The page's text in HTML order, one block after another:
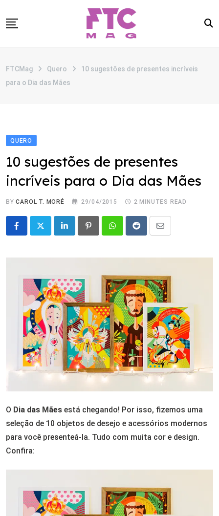
to
CATEGORIAS
FTCMag Quero
10 sugestões de presentes incríveis
para o Dia das Mães
QUERO
10 sugestões de presentes
incríveis para o Dia das Mães
BYCAROL T. MORÉ 29/04/2015 2 MINUTES READ
LinkedIn PinterestWhatsappRedditShare
Email
O Dia das Mães está chegando! Por isso, fizemos uma
seleção de 10 objetos de desejo e acessórios modernos
para você presenteá-la. Tudo com muita cor e design.
Confira: